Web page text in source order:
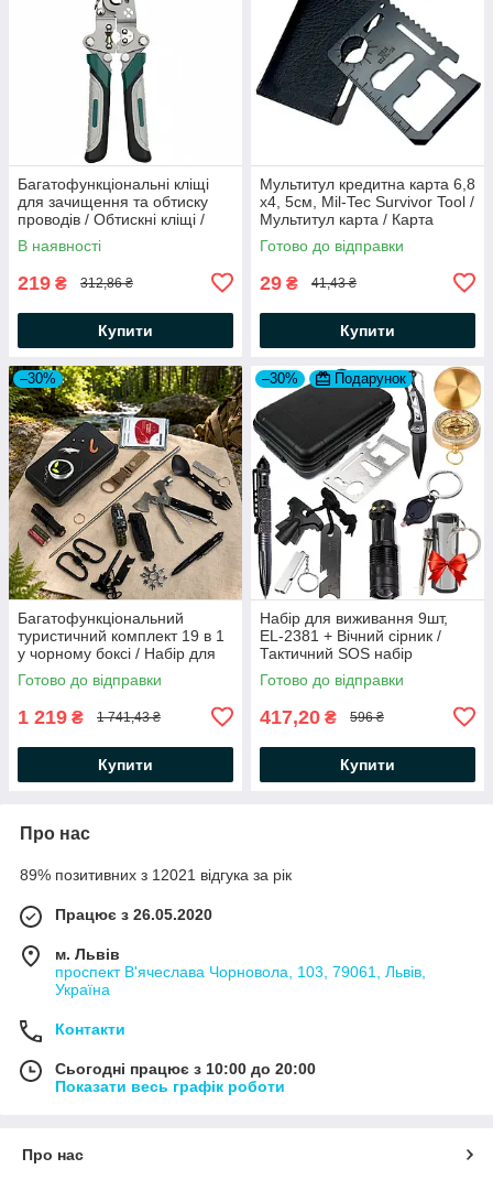
Багатофункціональні кліщі
для зачищення та обтиску
проводів / Обтискні кліщі /
Кліщі для зняття ізоляції
В наявності
219 ₴ 312,86 ₴
Купити
Мультитул кредитна карта 6,8
х4, 5см, Mil-Tec Survivor Tool /
Мультитул карта / Карта
виживання
Готово до відправки
29 ₴ 41,43 ₴
Купити
–30%
Багатофункціональний
туристичний комплект 19 в 1
у чорному боксі / Набір для
виживання / Туристичний
інструмент
Готово до відправки
1 219 ₴ 1 741,43 ₴
Купити
–30% Подарунок
Набір для виживання 9шт,
EL-2381 + Вічний сірник /
Тактичний SOS набір
інструментів для
виживальщика
Готово до відправки
417,20 ₴ 596 ₴
Купити
Про нас
89% позитивних з 12021 відгука за рік
Працює з 26.05.2020
м. Львів
проспект В'ячеслава Чорновола, 103, 79061, Львів,
Україна
Контакти
Сьогодні працює з 10:00 до 20:00
Показати весь графік роботи
Про нас